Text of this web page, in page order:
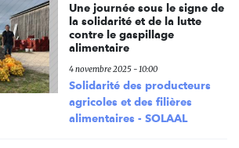
Une journée sous le signe de
la solidarité et de la lutte
contre le gaspillage
alimentaire
4 novembre 2025 - 10:00
Solidarité des producteurs
agricoles et des filières
alimentaires - SOLAAL